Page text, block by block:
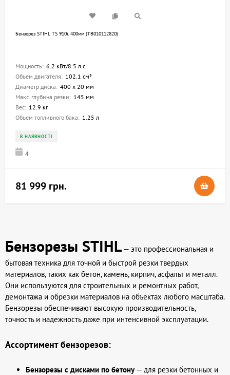
Бензорез STIHL TS 910i, 400мм (TB010112820)
Мощность: 6.2 кВт/8.5 л.с.
Объем двигателя: 102.1 см³
Диаметр диска: 400 х 20 мм
Макс. глубина резки: 145 мм
Вес: 12.9 кг
Объем топливного бака: 1.25 л
В НАЯВНОСТІ
4
81 999 грн.
Бензорезы STIHL— это профессиональная и
бытовая техника для точной и быстрой резки твердых
материалов, таких как бетон, камень, кирпич, асфальт и металл.
Они используются для строительных и ремонтных работ,
демонтажа и обрезки материалов на объектах любого масштаба.
Бензорезы обеспечивают высокую производительность,
точность и надежность даже при интенсивной эксплуатации.
Ассортимент бензорезов:
Бензорезы с дисками по бетону— для резки бетонных и